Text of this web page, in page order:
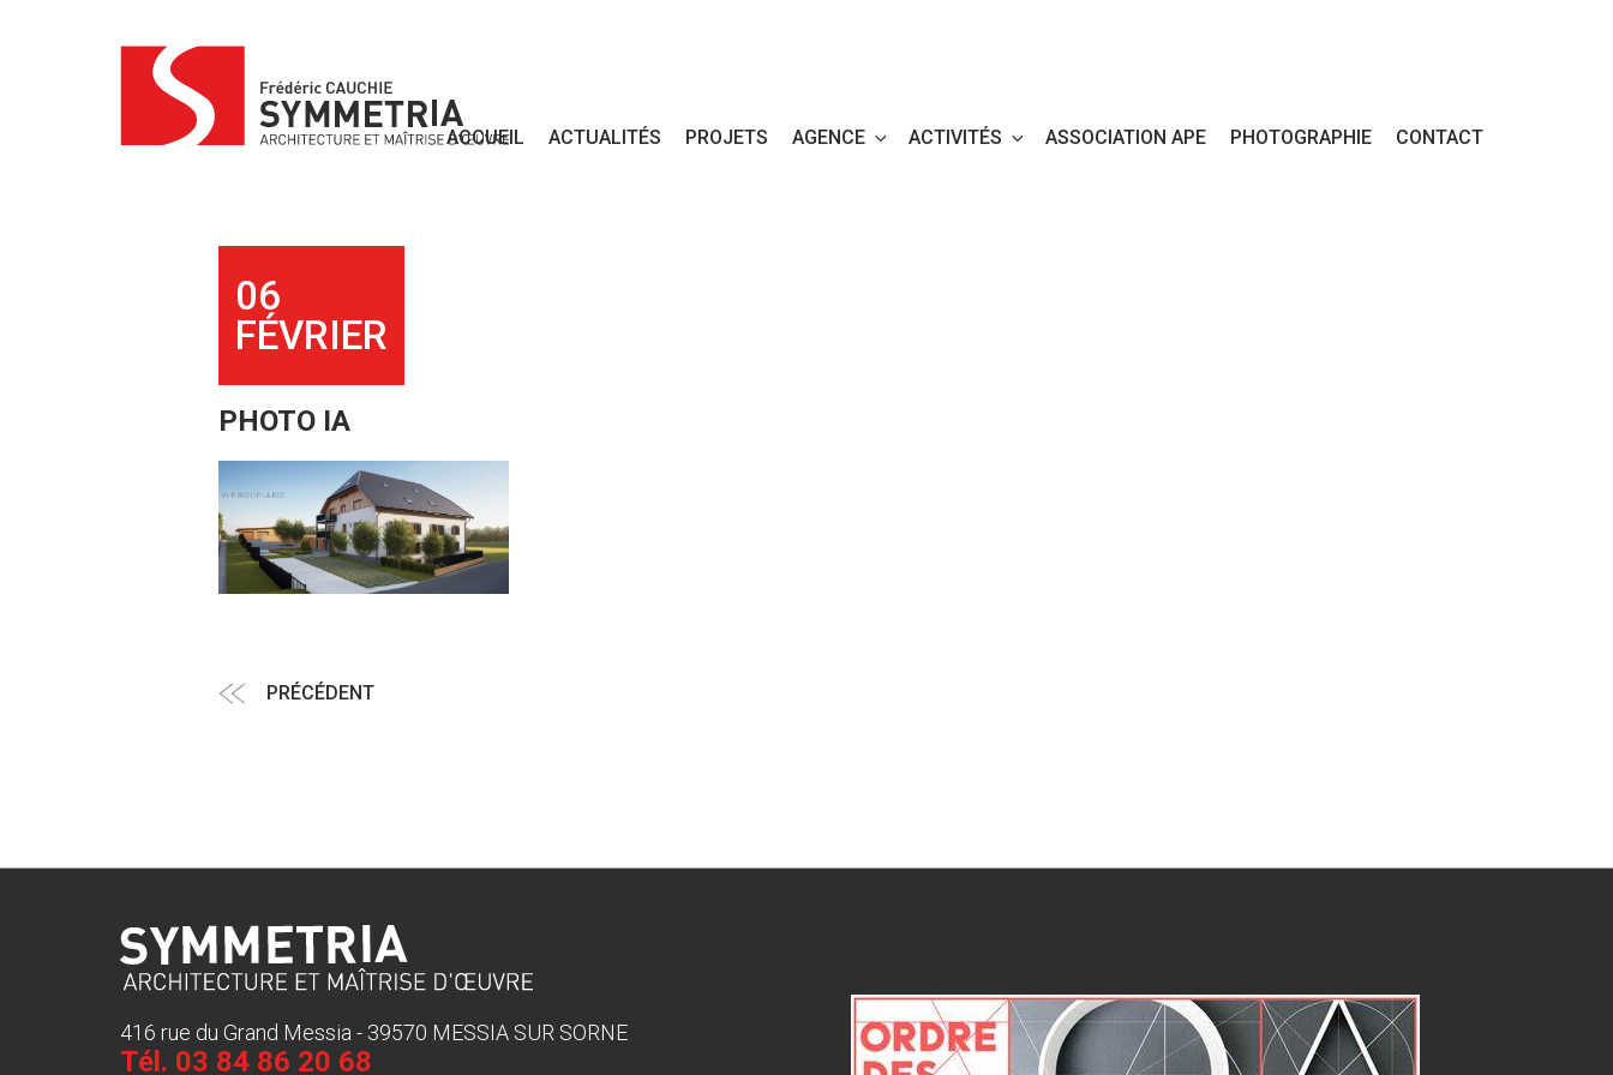
ACCUEIL ACTUALITÉS PROJETS AGENCE ACTIVITÉS ASSOCIATION APE PHOTOGRAPHIE CONTACT
06
FÉVRIER
PHOTO IA
de
Article
PRÉCÉDENT
416 rue du Grand Messia - 39570 MESSIA SUR SORNE
Tél. 03 84 86 20 68